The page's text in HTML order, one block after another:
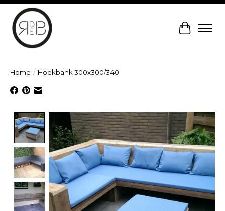
Home / Hoekbank 300x300/340
Product image slideshow Items